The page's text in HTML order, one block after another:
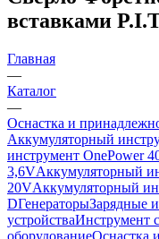
вставками
Главная
—
Каталог
—
Оснастка и
Аккумуляторный
инструмент OnePower
3,6VАккумуляторный
20VАккумуляторный
DГенераторыЗарядные
устройстваИнструмент
оборудованиеОснастка